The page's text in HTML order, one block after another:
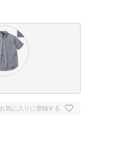
お気に入りに登録する